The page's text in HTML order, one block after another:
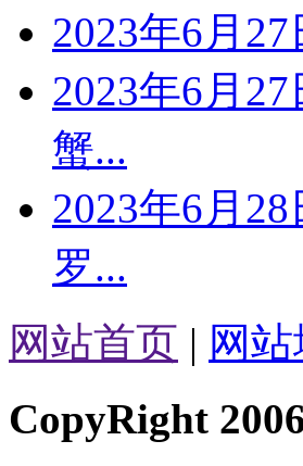
2023年6月
2023年6月
蟹...
2023年6月
罗...
网站首页 | 网
CopyRight